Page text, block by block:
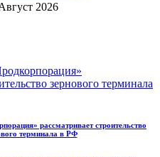
2026
рассматривает строительство
терминала в РФ